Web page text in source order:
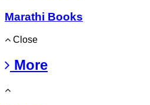
Marathi Books
Close
More